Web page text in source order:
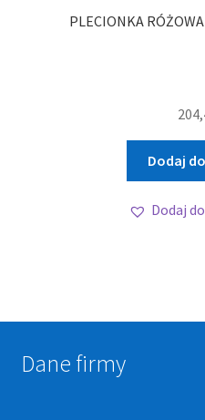
PLECIONKA
Dodaj
Dodaj
Dane firmy